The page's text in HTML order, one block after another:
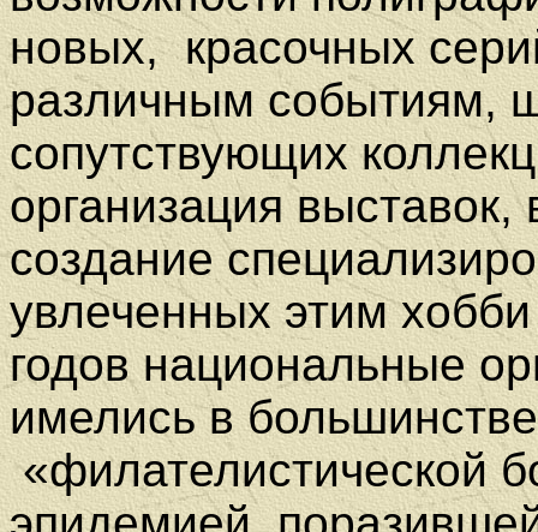
новых, красочных
различным событиям,
сопутствующих
организация выставок,
создание
увлеченных этим
годов национальные
имелись в
«филателистической